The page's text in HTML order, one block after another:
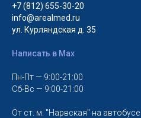
+7 (812) 655-30-20
info@arealmed.ru
ул. Курляндская д. 35
Написать в Max
Пн-Пт — 9:00-21:00
Сб-Вс — 9:00-21:00
От ст. м. "Нарвская" на